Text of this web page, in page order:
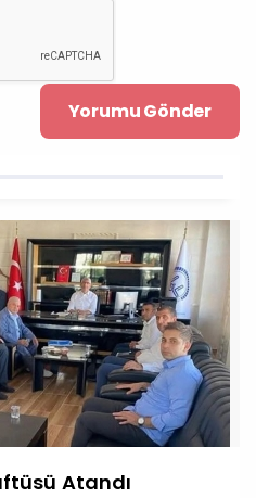
Atandı